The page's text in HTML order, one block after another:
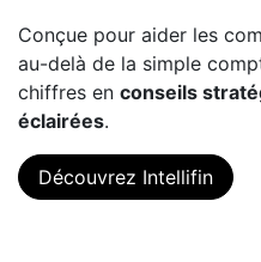
Conçue pour aider les
au-delà de la simple
chiffres en conseils
éclairées.
Découvrez Intellifin